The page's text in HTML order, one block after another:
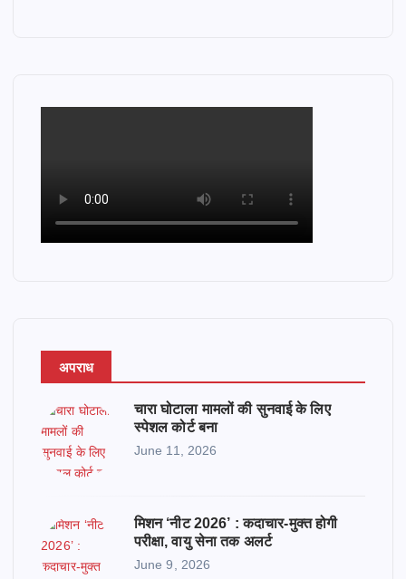
अपराध
चारा घोटाला मामलों की सुनवाई के लिए
स्पेशल कोर्ट बना
June 11, 2026
मिशन ‘नीट 2026’ : कदाचार-मुक्त होगी
परीक्षा, वायु सेना तक अलर्ट
June 9, 2026